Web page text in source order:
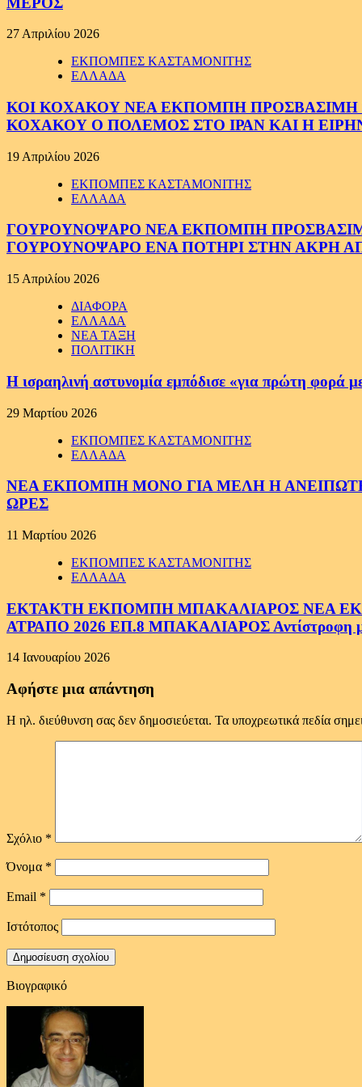
27 Απριλίου 2026
ΕΚΠΟΜΠΕΣ ΚΑΣΤΑΜΟΝΙΤΗΣ
ΕΛΛΑΔΑ
ΚΟΙ ΚΟΧΑΚΟΥ ΝΕΑ ΕΚΠΟΜΠΗ ΠΡΟΣΒΑΣΙΜΗ
ΚΟΧΑΚΟΥ Ο ΠΟΛΕΜΟΣ ΣΤΟ ΙΡΑΝ ΚΑΙ Η
19 Απριλίου 2026
ΕΚΠΟΜΠΕΣ ΚΑΣΤΑΜΟΝΙΤΗΣ
ΕΛΛΑΔΑ
ΓΟΥΡΟΥΝΟΨΑΡΟ ΝΕΑ ΕΚΠΟΜΠΗ ΠΡΟΣΒΑΣΙΜΗ
ΓΟΥΡΟΥΝΟΨΑΡΟ ΕΝΑ ΠΟΤΗΡΙ ΣΤΗΝ ΑΚΡΗ
15 Απριλίου 2026
ΔΙΑΦΟΡΑ
ΕΛΛΑΔΑ
ΝΕΑ ΤΑΞΗ
ΠΟΛΙΤΙΚΗ
Η ισραηλινή αστυνομία εμπόδισε «για πρώτη φορά
29 Μαρτίου 2026
ΕΚΠΟΜΠΕΣ ΚΑΣΤΑΜΟΝΙΤΗΣ
ΕΛΛΑΔΑ
ΝΕΑ ΕΚΠΟΜΠΗ ΜΟΝΟ ΓΙΑ ΜΕΛΗ Η
ΩΡΕΣ
11 Μαρτίου 2026
ΕΚΠΟΜΠΕΣ ΚΑΣΤΑΜΟΝΙΤΗΣ
ΕΛΛΑΔΑ
ΕΚΤΑΚΤΗ ΕΚΠΟΜΠΗ ΜΠΑΚΑΛΙΑΡΟΣ ΝΕΑ
ΑΤΡΑΠΟ 2026 ΕΠ.8 ΜΠΑΚΑΛΙΑΡΟΣ Αντίστροφη
14 Ιανουαρίου 2026
Αφήστε μια απάντηση
Η ηλ. διεύθυνση σας δεν δημοσιεύεται. Τα υποχρεωτικά πεδία
Σχόλιο *
Όνομα *
Email *
Ιστότοπος
Βιογραφικό